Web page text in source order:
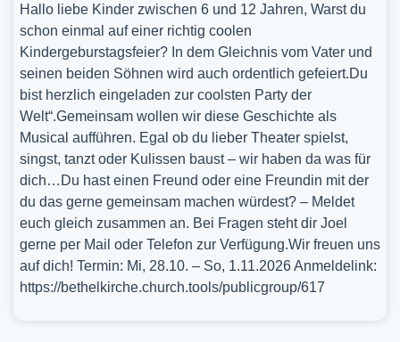
Hallo liebe Kinder zwischen 6 und 12 Jahren, Warst du
schon einmal auf einer richtig coolen
Kindergeburstagsfeier? In dem Gleichnis vom Vater und
seinen beiden Söhnen wird auch ordentlich gefeiert.Du
bist herzlich eingeladen zur coolsten Party der
Welt“.Gemeinsam wollen wir diese Geschichte als
Musical aufführen. Egal ob du lieber Theater spielst,
singst, tanzt oder Kulissen baust – wir haben da was für
dich…Du hast einen Freund oder eine Freundin mit der
du das gerne gemeinsam machen würdest? – Meldet
euch gleich zusammen an. Bei Fragen steht dir Joel
gerne per Mail oder Telefon zur Verfügung.Wir freuen uns
auf dich! Termin: Mi, 28.10. – So, 1.11.2026 Anmeldelink:
https://bethelkirche.church.tools/publicgroup/617